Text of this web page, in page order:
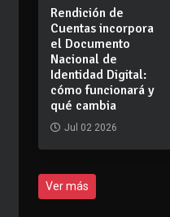
Rendición de
Cuentas incorpora
el Documento
Nacional de
Identidad Digital:
cómo funcionará y
qué cambia
Jul 02 2026
Ver más